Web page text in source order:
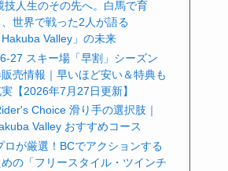
技人生のその先へ。白馬で育
、世界で戦った2人が語る
Hakuba Valley」の未来
27 スキー場「早割」シーズン
販売情報｜早いほど安い＆特典も
【2026年7月27日更新】
Choice 滑り手の選択肢｜
Valley おすすめコース
ロが厳選！BCでアクションする
めの「フリースタイル・ツインチ